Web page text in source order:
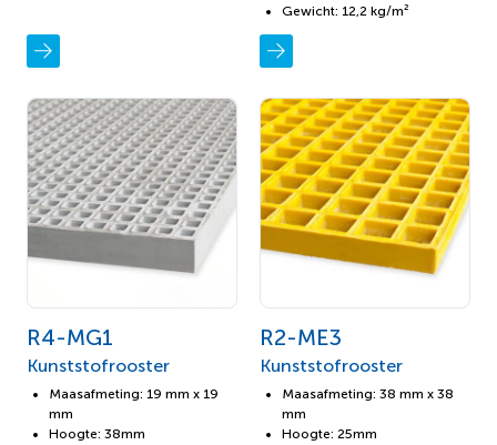
Gewicht: 12,2 kg/m²
R4-MG1
Kunststofrooster
Maasafmeting: 19 mm x 19
mm
Hoogte: 38mm
R2-ME3
Kunststofrooster
Maasafmeting: 38 mm x 38
mm
Hoogte: 25mm